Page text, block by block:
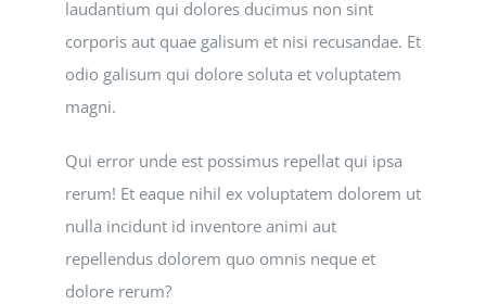
laudantium qui dolores ducimus non sint
corporis aut quae galisum et nisi recusandae. Et
odio galisum qui dolore soluta et voluptatem
magni.
Qui error unde est possimus repellat qui ipsa
rerum! Et eaque nihil ex voluptatem dolorem ut
nulla incidunt id inventore animi aut
repellendus dolorem quo omnis neque et
dolore rerum?